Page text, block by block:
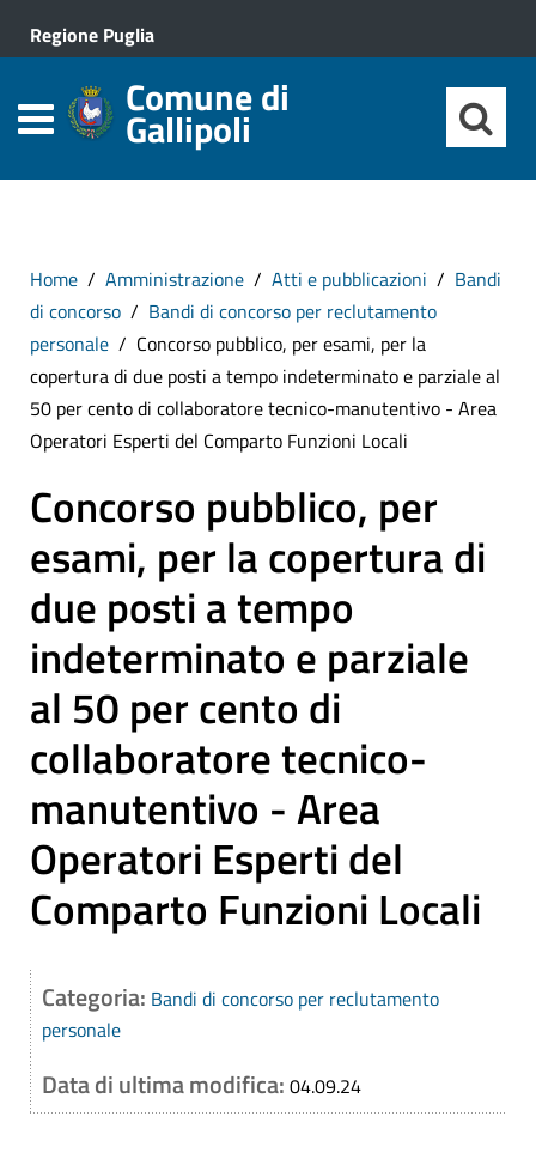
Regione Puglia
Comune di
Gallipoli
Home Amministrazione Atti e pubblicazioni
Bandi
di concorso
Bandi di concorso per reclutamento
personale
Concorso pubblico, per esami, per la
copertura di due posti a tempo indeterminato e parziale al
50 per cento di collaboratore tecnico-manutentivo - Area
Operatori Esperti del Comparto Funzioni Locali
Concorso pubblico, per
esami, per la copertura di
due posti a tempo
indeterminato e parziale
al 50 per cento di
collaboratore tecnico-
manutentivo - Area
Operatori Esperti del
Comparto Funzioni Locali
Categoria: Bandi di concorso per reclutamento
personale
Data di ultima modifica: 04.09.24